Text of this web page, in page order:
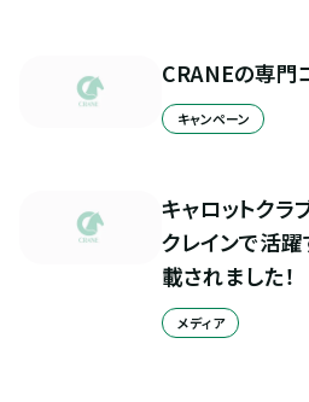
CRANEの専門
キャンペーン
キャロットクラ
クレインで活
載されました！
メディア